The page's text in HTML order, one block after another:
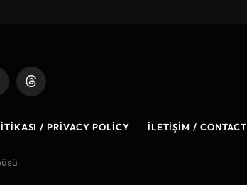
Threads
/ PRIVACY POLICY İLETIŞIM / CONTACT